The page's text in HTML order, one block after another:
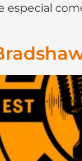
especial